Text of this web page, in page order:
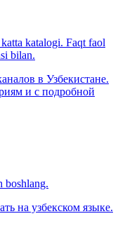
katalogi. Faqt faol
bilan.
в Узбекистане.
и с подробной
boshlang.
на узбекском языке.